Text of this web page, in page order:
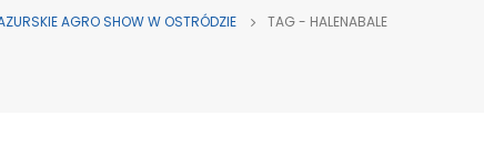
AGRO SHOW W OSTRÓDZIE TAG - HALENABALE